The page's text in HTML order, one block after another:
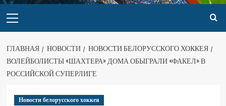
ГЛАВНАЯ НОВОСТИ
НОВОСТИ БЕЛОРУССКОГО ХОККЕЯ
ВОЛЕЙБОЛИСТЫ «ШАХТЕРА» ДОМА ОБЫГРАЛИ «ФАКЕЛ» В
РОССИЙСКОЙ СУПЕРЛИГЕ
Новости белорусского хоккея